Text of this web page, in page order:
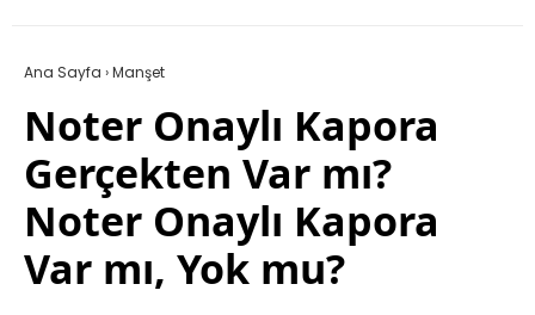
Ana Sayfa ›Manşet
Noter Onaylı Kapora
Gerçekten Var mı?
Noter Onaylı Kapora
Var mı, Yok mu?